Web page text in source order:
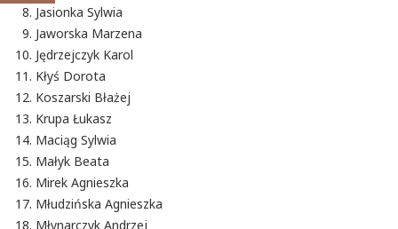
Jasionka Sylwia
Jaworska Marzena
Jędrzejczyk Karol
Kłyś Dorota
Koszarski Błażej
Krupa Łukasz
Maciąg Sylwia
Małyk Beata
Mirek Agnieszka
Młudzińska Agnieszka
Młynarczyk Andrzej